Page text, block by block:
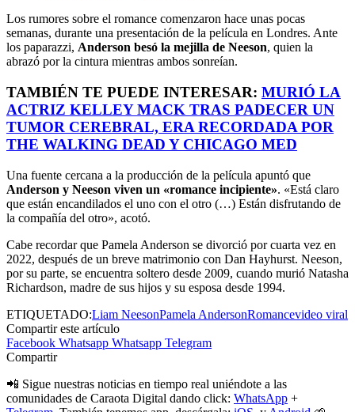
Los rumores sobre el romance comenzaron hace unas pocas
semanas, durante una presentación de la película en Londres. Ante
los paparazzi, Anderson besó la mejilla de Neeson, quien la
abrazó por la cintura mientras ambos sonreían.
TAMBIÉN TE PUEDE INTERESAR: MURIÓ LA
ACTRIZ KELLEY MACK TRAS PADECER UN
TUMOR CEREBRAL, ERA RECORDADA POR
THE WALKING DEAD Y CHICAGO MED
Una fuente cercana a la producción de la película apuntó que
Anderson y Neeson viven un «romance incipiente». «Está claro
que están encandilados el uno con el otro (…) Están disfrutando de
la compañía del otro», acotó.
Cabe recordar que Pamela Anderson se divorció por cuarta vez en
2022, después de un breve matrimonio con Dan Hayhurst. Neeson,
por su parte, se encuentra soltero desde 2009, cuando murió Natasha
Richardson, madre de sus hijos y su esposa desde 1994.
ETIQUETADO:Liam NeesonPamela AndersonRomancevideo viral
Compartir este artículo
Facebook Whatsapp Whatsapp Telegram
Compartir
📲 Sigue nuestras noticias en tiempo real uniéndote a las
comunidades de Caraota Digital dando click: WhatsApp +